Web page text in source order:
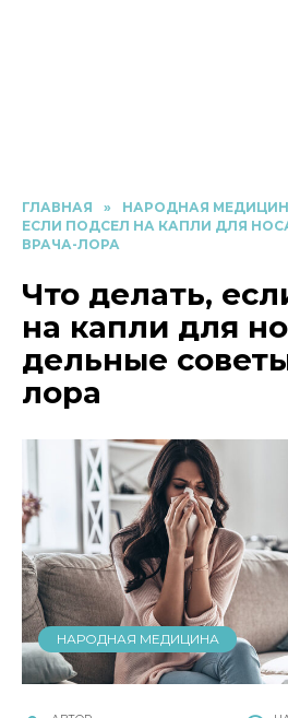
ГЛАВНАЯ » НАРОДНАЯ
ЕСЛИ ПОДСЕЛ НА КАПЛИ ДЛЯ
ВРАЧА-ЛОРА
Что делать,
на капли для
дельные
лора
НАРОДНАЯ МЕДИЦИНА